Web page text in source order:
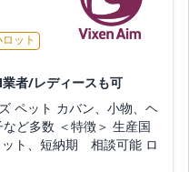
ット
者/レディースも可
ペット カバン、小物、ヘ
ど多数 ＜特徴＞ 生産国
ト、短納期 相談可能 ロ